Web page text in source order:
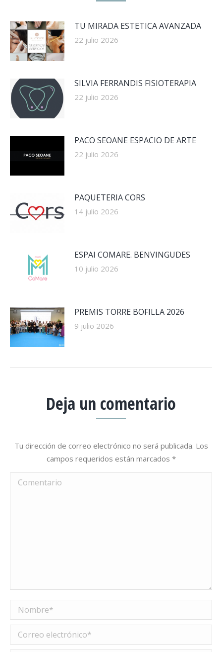
TU MIRADA ESTETICA AVANZADA
22 julio 2026
SILVIA FERRANDIS FISIOTERAPIA
22 julio 2026
PACO SEOANE ESPACIO DE ARTE
22 julio 2026
PAQUETERIA CORS
14 julio 2026
ESPAI COMARE. BENVINGUDES
10 julio 2026
PREMIS TORRE BOFILLA 2026
9 julio 2026
Deja un comentario
Tu dirección de correo electrónico no será publicada. Los
campos requeridos están marcados *
Comentario
Nombre *
Correo electrónico *